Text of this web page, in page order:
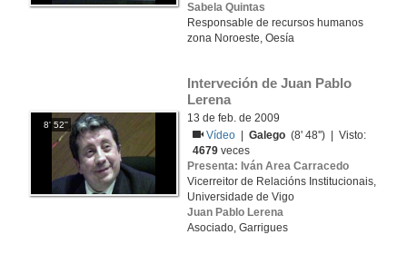
Sabela Quintas
Responsable de recursos humanos
zona Noroeste, Oesía
8' 52''
Interveción de Juan Pablo
Lerena
13 de feb. de 2009
Vídeo
|Galego (8' 48'') | Visto:
4679 veces
Presenta: Iván Area Carracedo
Vicerreitor de Relacións Institucionais,
Universidade de Vigo
Juan Pablo Lerena
Asociado, Garrigues